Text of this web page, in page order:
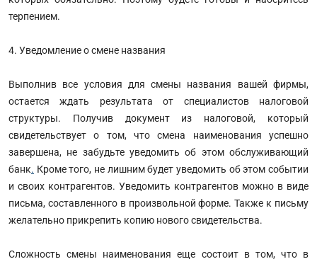
терпением.
4. Уведомление о смене названия
Выполнив все условия для смены названия вашей фирмы,
остается ждать результата от специалистов налоговой
структуры. Получив документ из налоговой, который
свидетельствует о том, что смена наименования успешно
завершена, не забудьте уведомить об этом обслуживающий
банк. Кроме того, не лишним будет уведомить об этом событии
и своих контрагентов. Уведомить контрагентов можно в виде
письма, составленного в произвольной форме. Также к письму
желательно прикрепить копию нового свидетельства.
Сложность смены наименования еще состоит в том, что в